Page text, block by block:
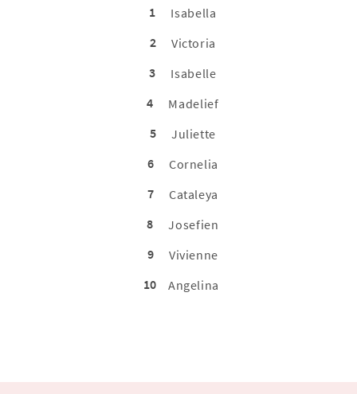
1
Isabella
2
Victoria
3
Isabelle
4
Madelief
5
Juliette
6
Cornelia
7
Cataleya
8
Josefien
9
Vivienne
10
Angelina